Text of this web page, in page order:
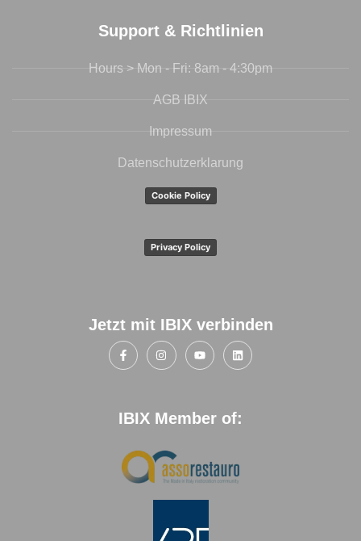
Support & Richtlinien
Hours > Mon - Fri: 8am - 4:30pm
AGB IBIX
Impressum
Datenschutzerklarung
Cookie Policy
Privacy Policy
Jetzt mit IBIX verbinden
IBIX Member of: